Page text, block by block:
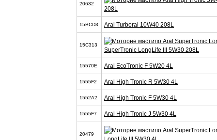
20632
208L
15BCD3 Aral Turboral 10W40 208L
15C313
SuperTronic LongLife III 5W30 208L
15570E Aral EcoTronic F 5W20 4L
1555F2 Aral High Tronic R 5W30 4L
1552A2 Aral High Tronic F 5W30 4L
1555F7 Aral High Tronic J 5W30 4L
20479